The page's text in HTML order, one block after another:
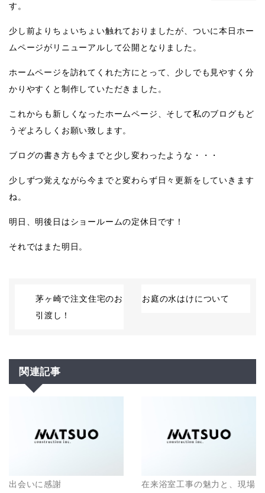
す。
少し前よりちょいちょい触れておりましたが、ついに本日ホー
ムページがリニューアルして公開となりました。
ホームページを訪れてくれた方にとって、少しでも見やすく分
かりやすくと制作していただきました。
これからも新しくなったホームページ、そして私のブログもど
うぞよろしくお願い致します。
ブログの書き方も今までと少し変わったような・・・
少しずつ覚えながら今までと変わらず日々更新をしていきます
ね。
明日、明後日はショールームの定休日です！
それではまた明日。
茅ヶ崎で注文住宅のお
引渡し！
お庭の水はけについて
関連記事
出会いに感謝
在来浴室工事の魅力と、現場